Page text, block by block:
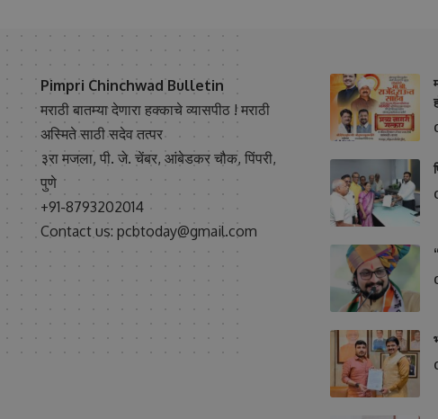
Pimpri Chinchwad Bulletin
मराठी बातम्या देणारा हक्काचे व्यासपीठ ! मराठी
अस्मिते साठी सदेव तत्पर
३रा मजला, पी. जे. चेंबर, आंबेडकर चौक, पिंपरी,
पुणे
+91-8793202014
Contact us: pcbtoday@gmail.com